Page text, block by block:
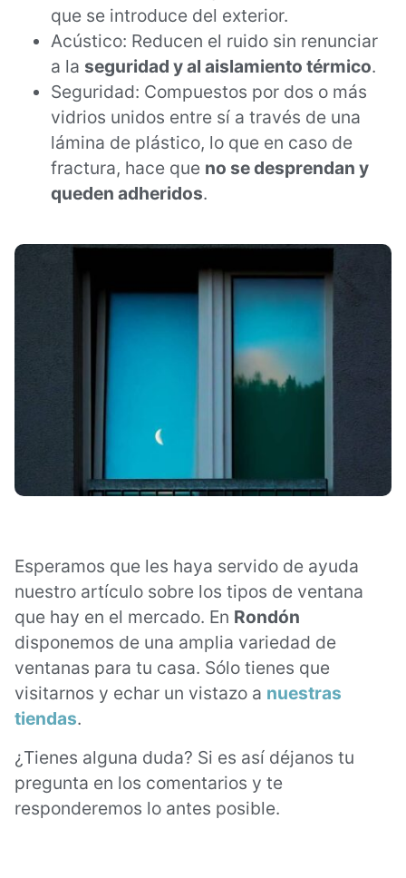
que se introduce del exterior.
Acústico: Reducen el ruido sin renunciar
a la seguridad y al aislamiento térmico.
Seguridad: Compuestos por dos o más
vidrios unidos entre sí a través de una
lámina de plástico, lo que en caso de
fractura, hace que no se desprendan y
queden adheridos.
Esperamos que les haya servido de ayuda
nuestro artículo sobre los tipos de ventana
que hay en el mercado. En Rondón
disponemos de una amplia variedad de
ventanas para tu casa. Sólo tienes que
visitarnos y echar un vistazo a nuestras
tiendas.
¿Tienes alguna duda? Si es así déjanos tu
pregunta en los comentarios y te
responderemos lo antes posible.